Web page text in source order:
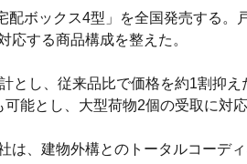
ボックス4型」を全国発売する。
する商品構成を整えた。
とし、従来品比で価格を約1割抑え
能とし、大型荷物2個の受取に対応
、建物外構とのトータルコーディ